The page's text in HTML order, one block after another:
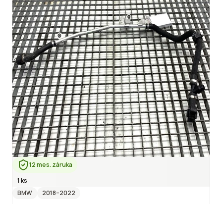
12 mes. záruka
1 ks
BMW
2018–2022